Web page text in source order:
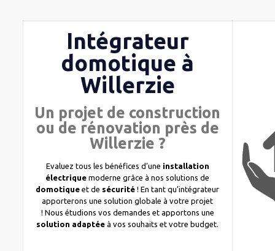
Intégrateur
domotique à
Willerzie
Un projet de construction
ou de rénovation près de
Willerzie ?
Evaluez tous les bénéfices d’une installation
électrique moderne grâce à nos solutions de
domotique et de sécurité ! En tant qu’intégrateur
apporterons une solution globale à votre projet
! Nous étudions vos demandes et apportons une
solution adaptéeà vos souhaits et votre budget.